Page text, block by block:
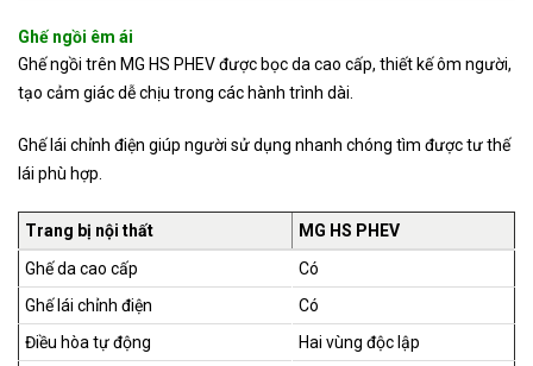
Ghế ngồi êm ái
Ghế ngồi trên MG HS PHEV được bọc da cao cấp, thiết kế ôm người,
tạo cảm giác dễ chịu trong các hành trình dài.
Ghế lái chỉnh điện giúp người sử dụng nhanh chóng tìm được tư thế
lái phù hợp.
Trang bị nội thất
MG HS PHEV
Ghế da cao cấp
Có
Ghế lái chỉnh điện
Có
Điều hòa tự động
Hai vùng độc lập